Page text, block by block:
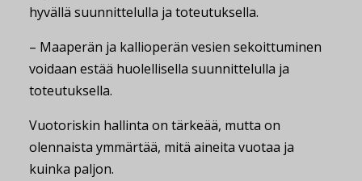
hyvällä suunnittelulla ja toteutuksella.
– Maaperän ja kallioperän vesien sekoittuminen
voidaan estää huolellisella suunnittelulla ja
toteutuksella.
Vuotoriskin hallinta on tärkeää, mutta on
olennaista ymmärtää, mitä aineita vuotaa ja
kuinka paljon.